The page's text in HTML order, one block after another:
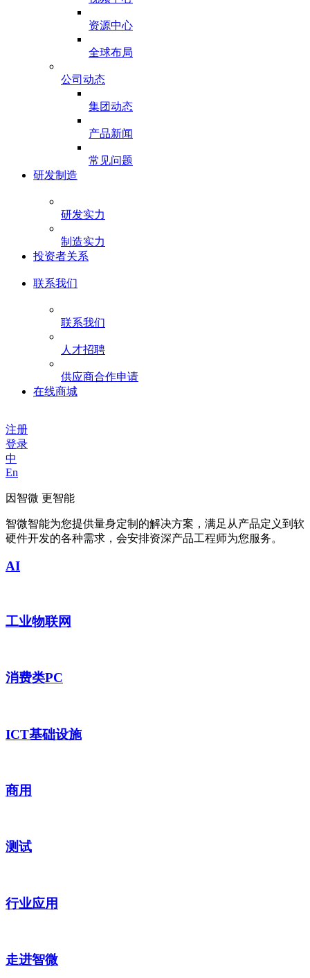
资源中心
全球布局
公司动态
集团动态
产品新闻
常见问题
研发制造
研发实力
制造实力
投资者关系
联系我们
联系我们
人才招聘
供应商合作申请
在线商城
注册
登录
中
En
因智微 更智能
智微智能为您提供量身定制的解决方案，满足从产品定义到软
硬件开发的各种需求，会安排资深产品工程师为您服务。
AI
工业物联网
消费类PC
ICT基础设施
商用
测试
行业应用
走进智微